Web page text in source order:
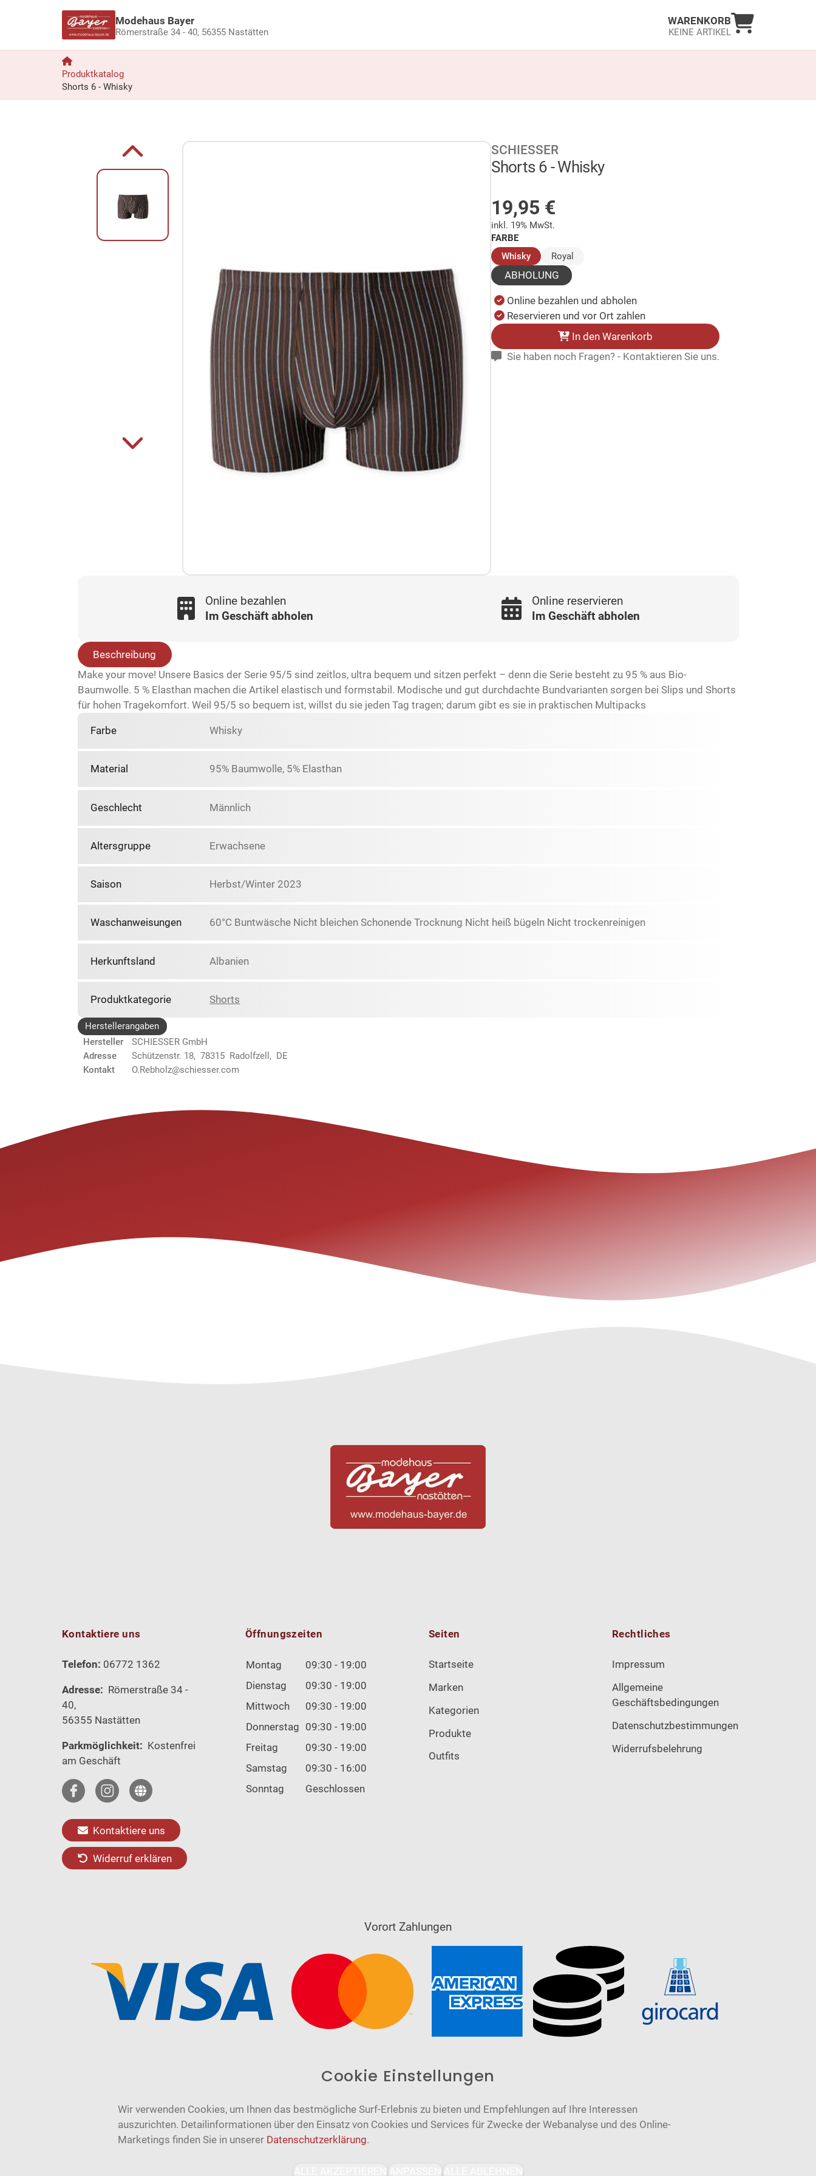
Modehaus Bayer
Römerstraße 34 - 40, 56355 Nastätten
WARENKORB
KEINE ARTIKEL
Warenkorb
Produktkatalog
Shorts 6 - Whisky
Zur Produktbeschreibung springen SCHIESSER
Shorts 6 - Whisky
19,95 €
inkl. 19% MwSt.
FARBE
Whisky(ausgewählt)
Royal
ABHOLUNG
Online bezahlen und abholen
Reservieren und vor Ort zahlen
In den Warenkorb
Sie haben noch Fragen? - Kontaktieren Sie uns.
Online bezahlen
Im Geschäft abholen
Online reservieren
Im Geschäft abholen
Beschreibung
Make your move! Unsere Basics der Serie 95/5 sind zeitlos, ultra bequem und sitzen perfekt – denn die Serie besteht zu 95 % aus Bio-
Baumwolle. 5 % Elasthan machen die Artikel elastisch und formstabil. Modische und gut durchdachte Bundvarianten sorgen bei Slips und Shorts
für hohen Tragekomfort. Weil 95/5 so bequem ist, willst du sie jeden Tag tragen; darum gibt es sie in praktischen Multipacks
Farbe Whisky
Material 95% Baumwolle, 5% Elasthan
Geschlecht Männlich
Altersgruppe Erwachsene
Saison Herbst/Winter 2023
Waschanweisungen 60°C Buntwäsche Nicht bleichen Schonende Trocknung Nicht heiß bügeln Nicht trockenreinigen
Herkunftsland Albanien
Produktkategorie Shorts
Herstellerangaben
Hersteller
SCHIESSER GmbH
Adresse
Schützenstr. 18, 78315 Radolfzell, DE
Kontakt
O.Rebholz@schiesser.com
Kontaktiere uns
Telefon: 06772 1362
Adresse: Römerstraße 34 -
40,
56355 Nastätten
Parkmöglichkeit: Kostenfrei
am Geschäft
Kontaktiere uns
Widerruf erklären
Öffnungszeiten
Montag
09:30 - 19:00
Dienstag
09:30 - 19:00
Mittwoch
09:30 - 19:00
Donnerstag 09:30 - 19:00
Freitag
09:30 - 19:00
Samstag
09:30 - 16:00
Sonntag
Geschlossen
Seiten
Startseite
Marken
Kategorien
Produkte
Outfits
Rechtliches
Impressum
Allgemeine
Geschäftsbedingungen
Datenschutzbestimmungen
Widerrufsbelehrung
Vorort Zahlungen
Bereitgestellt von
Cookie Einstellungen
Wir verwenden Cookies, um Ihnen das bestmögliche Surf-Erlebnis zu bieten und Empfehlungen auf Ihre Interessen
auszurichten. Detailinformationen über den Einsatz von Cookies und Services für Zwecke der Webanalyse und des Online-
Marketings finden Sie in unserer Datenschutzerklärung.
ALLE AKZEPTIEREN ANPASSEN ALLE ABLEHNEN